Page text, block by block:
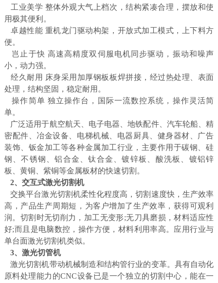
工业美学 整体外观大气上档次，结构紧凑合理，摆放和使
用极其便利。
卓越性能 重机龙门驱动构架，开放式加工模式，上下料方
便。
岂止于快 高速高精度双伺服电机同步驱动，振动和噪声
小，动力强。
经久耐用 床身采用加厚钢板板焊拼接，经过热处理、表面
处理，结构坚固，稳定耐用。
操作简单 独立操作台，国际一流数控系统，操作灵活简
单。
广泛适用于航空航天、电子电器、地铁配件、汽车轮船、精
密配件、冶金设备、电梯机械、电器厨具、健身器材、广告
装饰、钣金加工等各种金属加工行业，主要作用于碳钢、硅
钢、不锈钢、铝合金、钛合金、镀锌板、酸洗板、镀铝锌
板、黄铜、紫铜等金属板材的快速切割。
2、交互式激光切割机
交换平台激光切割机柔性化程度高，切割速度快，生产效率
高，产品生产周期短，为客户增加了生产效率，获得可观利
润。切割时无切削力，加工无变形;无刀具磨损，材料适应性
好;而且是电脑数控，操作方便，材料利用率高。应用行业与
单台面激光切割机类似。
3、激光切管机
激光切割机带动机械制造和结构管行业的变革。具有自动化
原料处理能力的CNC设备已是一个独立的切割中心，能在一